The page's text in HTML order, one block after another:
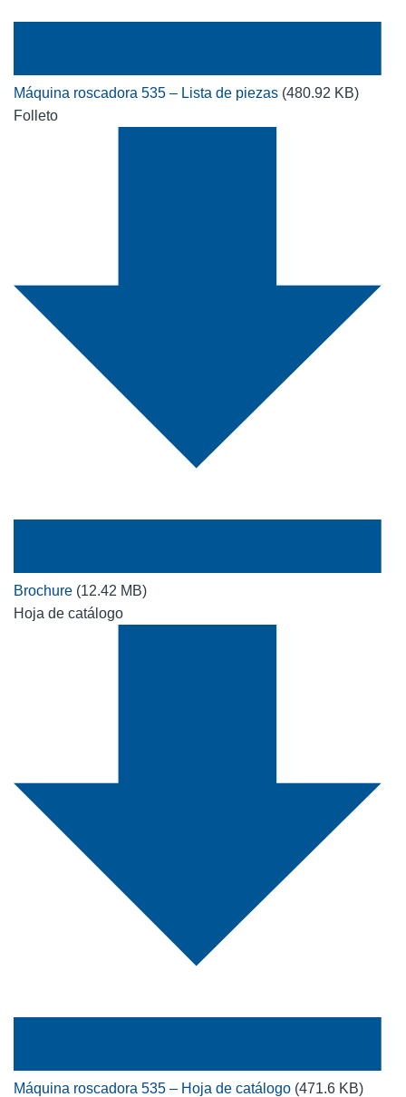
Máquina roscadora 535 – Lista de piezas (480.92 KB)
Folleto
Brochure (12.42 MB)
Hoja de catálogo
Máquina roscadora 535 – Hoja de catálogo (471.6 KB)